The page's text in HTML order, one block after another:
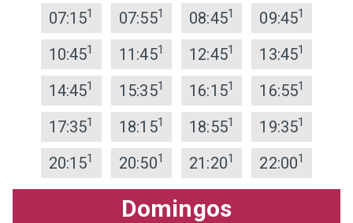
07:151 07:551 08:451 09:451
10:451 11:451 12:451 13:451
14:451 15:351 16:151 16:551
17:351 18:151 18:551 19:351
20:151 20:501 21:201 22:001
Domingos